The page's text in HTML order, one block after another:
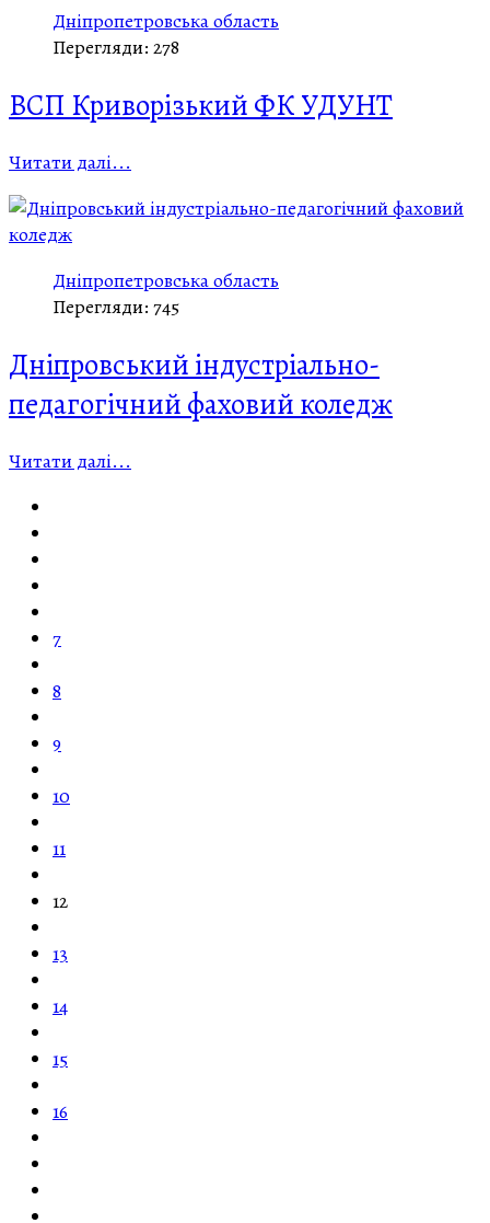
Дніпропетровська область
Перегляди: 278
ВСП Криворізький ФК УДУНТ
Читати далі...
Дніпропетровська область
Перегляди: 745
Дніпровський індустріально-
педагогічний фаховий коледж
Читати далі...
7
8
9
10
11
12
13
14
15
16